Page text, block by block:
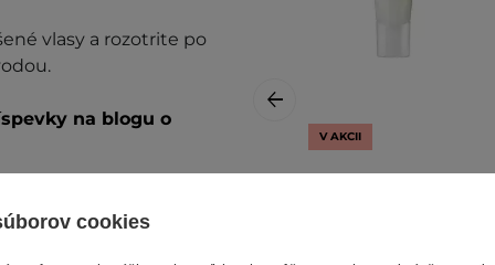
vlasy a rozotrite po
na blogu o
V AKCII
cookies